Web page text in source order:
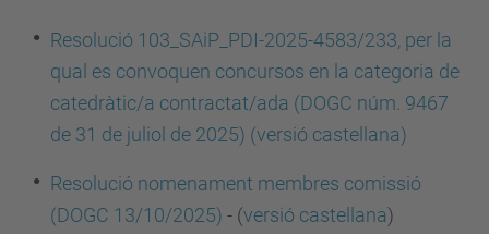
Resolució 103_SAiP_PDI-2025-4583/233, per la
qual es convoquen concursos en la categoria de
catedràtic/a contractat/ada (DOGC núm. 9467
de 31 de juliol de 2025) (versió castellana)
Resolució nomenament membres comissió
(DOGC 13/10/2025) - (versió castellana)